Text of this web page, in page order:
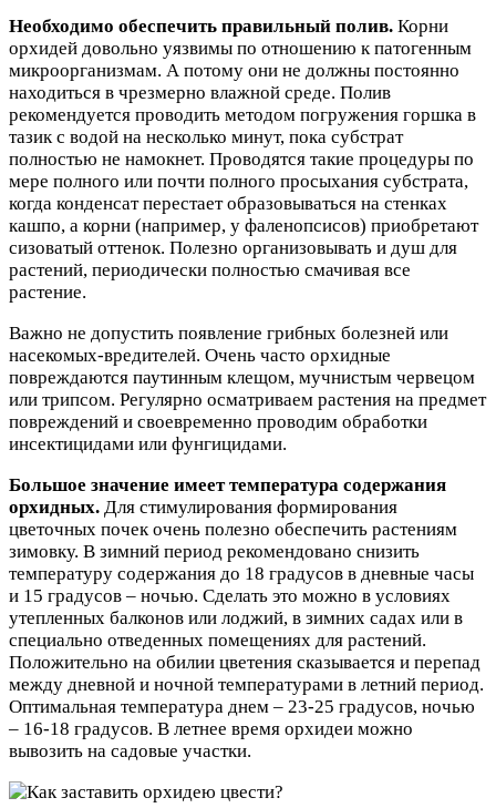
Необходимо обеспечить правильный полив. Корни
орхидей довольно уязвимы по отношению к патогенным
микроорганизмам. А потому они не должны постоянно
находиться в чрезмерно влажной среде. Полив
рекомендуется проводить методом погружения горшка в
тазик с водой на несколько минут, пока субстрат
полностью не намокнет. Проводятся такие процедуры по
мере полного или почти полного просыхания субстрата,
когда конденсат перестает образовываться на стенках
кашпо, а корни (например, у фаленопсисов) приобретают
сизоватый оттенок. Полезно организовывать и душ для
растений, периодически полностью смачивая все
растение.
Важно не допустить появление грибных болезней или
насекомых-вредителей. Очень часто орхидные
повреждаются паутинным клещом, мучнистым червецом
или трипсом. Регулярно осматриваем растения на предмет
повреждений и своевременно проводим обработки
инсектицидами или фунгицидами.
Большое значение имеет температура содержания
орхидных. Для стимулирования формирования
цветочных почек очень полезно обеспечить растениям
зимовку. В зимний период рекомендовано снизить
температуру содержания до 18 градусов в дневные часы
и 15 градусов – ночью. Сделать это можно в условиях
утепленных балконов или лоджий, в зимних садах или в
специально отведенных помещениях для растений.
Положительно на обилии цветения сказывается и перепад
между дневной и ночной температурами в летний период.
Оптимальная температура днем – 23-25 градусов, ночью
– 16-18 градусов. В летнее время орхидеи можно
вывозить на садовые участки.